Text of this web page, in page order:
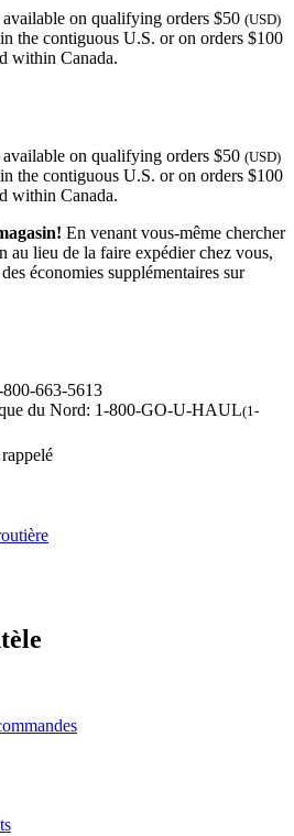
available on qualifying orders $50 (USD)
the contiguous U.S. or on orders $100
within Canada.
available on qualifying orders $50 (USD)
the contiguous U.S. or on orders $100
within Canada.
En venant vous-même chercher
au lieu de la faire expédier chez vous,
économies supplémentaires sur
800-663-5613
du Nord: 1-800-GO-U-HAUL(1-